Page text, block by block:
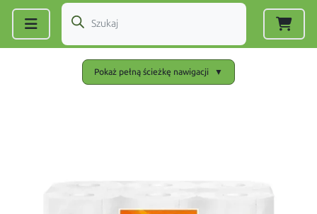
Pokaż pełną ścieżkę nawigacji ▼